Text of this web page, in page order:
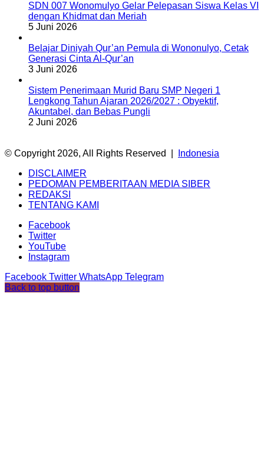
SDN 007 Wonomulyo Gelar Pelepasan Siswa Kelas VI
dengan Khidmat dan Meriah
5 Juni 2026
Belajar Diniyah Qur’an Pemula di Wononulyo, Cetak
Generasi Cinta Al-Qur’an
3 Juni 2026
Sistem Penerimaan Murid Baru SMP Negeri 1
Lengkong Tahun Ajaran 2026/2027 : Obyektif,
Akuntabel, dan Bebas Pungli
2 Juni 2026
© Copyright 2026, All Rights Reserved |
Indonesia
DISCLAIMER
PEDOMAN PEMBERITAAN MEDIA SIBER
REDAKSI
TENTANG KAMI
Facebook
Twitter
YouTube
Instagram
Facebook Twitter WhatsApp Telegram
Back to top button